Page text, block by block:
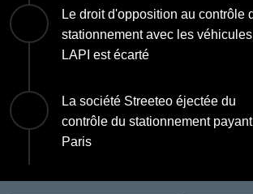
Le droit d'opposition au contrôle
stationnement avec les véhicules
LAPI est écarté
La société Streeteo éjectée du
contrôle du stationnement
Paris